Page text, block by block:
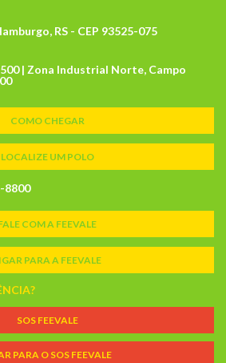
RS - CEP 93525-075
| Zona Industrial Norte, Campo
COMO CHEGAR
LOCALIZE UM POLO
8800
COM A FEEVALE
PARA A FEEVALE
SOS FEEVALE
PARA O SOS FEEVALE